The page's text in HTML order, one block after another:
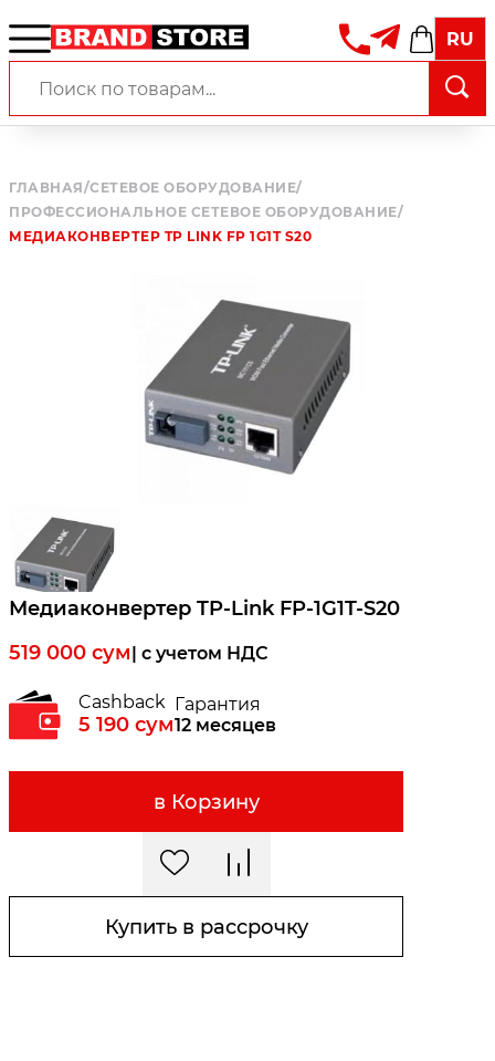
RU
ГЛАВНАЯ/СЕТЕВОЕ ОБОРУДОВАНИЕ/
ПРОФЕССИОНАЛЬНОЕ СЕТЕВОЕ ОБОРУДОВАНИЕ/
МЕДИАКОНВЕРТЕР TP LINK FP 1G1T S20
Медиаконвертер TP-Link FP-1G1T-S20
519 000 сум| c учетом НДС
Cashback
5 190 сум
Гарантия
12 месяцев
в Корзину
Купить в рассрочку